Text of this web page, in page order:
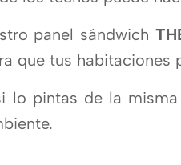
panel sándwich
que tus habitaciones
lo pintas de la